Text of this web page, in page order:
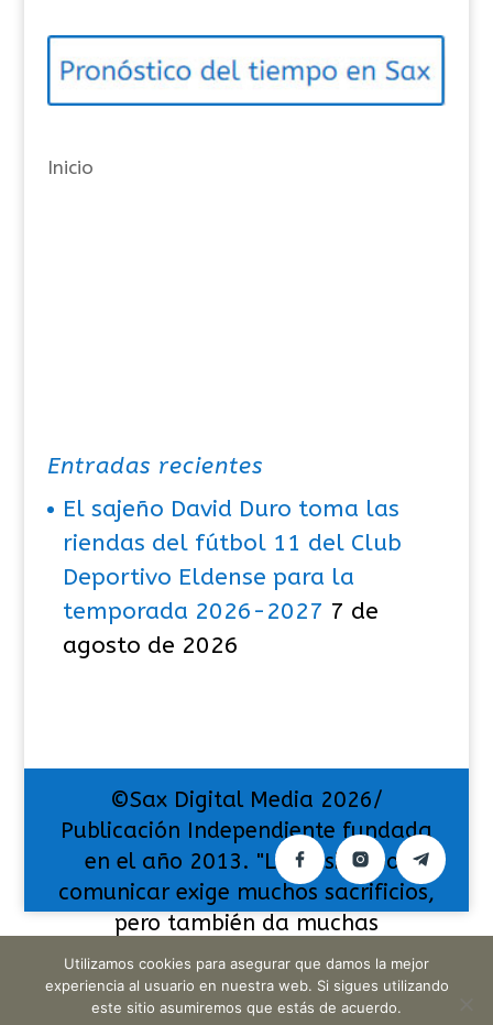
o
í
s
Inicio
Entradas recientes
El sajeño David Duro toma las
riendas del fútbol 11 del Club
Deportivo Eldense para la
temporada 2026-2027 7 de
agosto de 2026
©Sax Digital Media 2026/
Publicación Independiente fundada
en el año 2013. "La pasión por
comunicar exige muchos sacrificios,
pero también da muchas
satisfacciones".
Utilizamos cookies para asegurar que damos la mejor
experiencia al usuario en nuestra web. Si sigues utilizando
este sitio asumiremos que estás de acuerdo.